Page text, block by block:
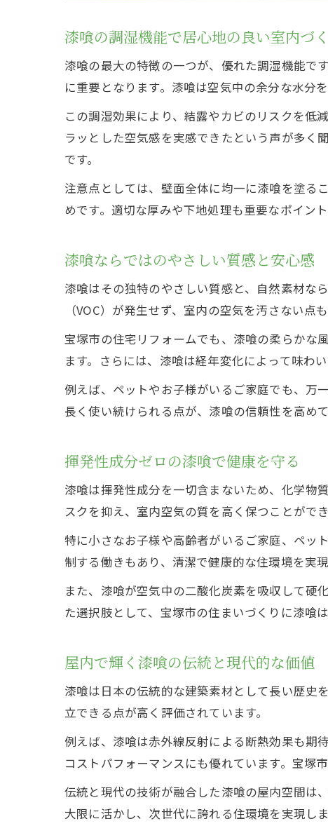
漆喰の調湿機能で居心地の良い室内づ
漆喰の最大の特徴の一つが、優れた調湿機能で
に重要となります。漆喰は空気中の余分な水分
この調湿効果により、結露やカビのリスクを低
ラッとした空気感を実感できたという声が多く
です。
注意点としては、壁面全体に均一に漆喰を塗る
めです。適切な厚みや下地処理も重要なポイント
漆喰ならではのやさしい質感と安心感
漆喰はその独特のやさしい質感と、自然素材な
（VOC）が発生せず、室内の空気を汚さない点も
宝塚市の住宅リフォームでも、漆喰の柔らかな
ます。さらには、漆喰は経年変化によって味わ
例えば、ペットやお子様がいるご家庭でも、万
長く使い続けられる点が、漆喰の信頼性を高めて
揮発性成分ゼロの漆喰で健康を守る
漆喰は揮発性成分を一切含まないため、化学物
スクを抑え、室内空気の質を高く保つことができ
特に小さなお子様や高齢者がいるご家庭、ペッ
制する働きもあり、清潔で健康的な住環境を実現
また、漆喰が空気中の二酸化炭素を吸収して硬
た選択肢として、宝塚市の住まいづくりに漆喰は
屋内で輝く漆喰の伝統と現代的な価値
漆喰は日本の伝統的な建築素材として長い歴史
立できる点が高く評価されています。
例えば、漆喰は赤外線反射による断熱効果も期
コストパフォーマンスにも優れています。宝塚
伝統と現代の技術が融合した漆喰の屋内空間は
大限に活かし、次世代に誇れる住環境を実現しま